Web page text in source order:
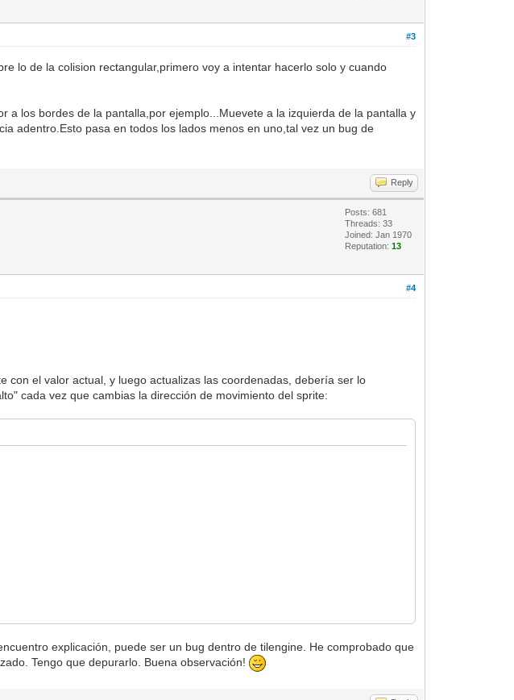
#3
lo de la colision rectangular,primero voy a intentar hacerlo solo y cuando
los bordes de la pantalla,por ejemplo...Muevete a la izquierda de la pantalla y
adentro.Esto pasa en todos los lados menos en uno,tal vez un bug de
Reply
Posts: 681
Threads: 33
Joined: Jan 1970
Reputation:13
#4
con el valor actual, y luego actualizas las coordenadas, debería ser lo
cada vez que cambias la dirección de movimiento del sprite:
explicación, puede ser un bug dentro de tilengine. He comprobado que
Tengo que depurarlo. Buena observación!